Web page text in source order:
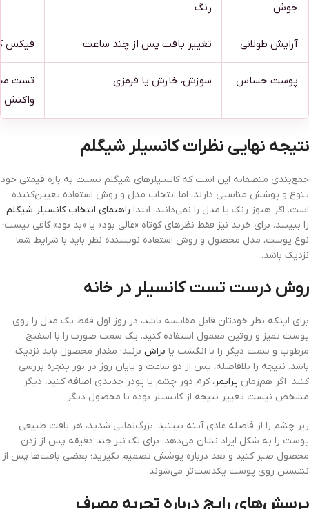
جوش
رنگ
آرایش طولانی تغییر بافت پس از چند ساعت فیکس
پوست حساس سوزش، خارش یا قرمزی
تست
واکنش
نتیجه نهایی نظرات کانسیلر شیگلم
جمع‌بندی منصفانه این است که کانسیلرهای شیگلم نسبت به بازه قیمتی خود
تنوع و پوشش مناسبی دارند، اما انتخاب مدل و روش استفاده تعیین‌کننده
است. اگر هنوز رنگ یا مدل را نمی‌دانید، ابتدا راهنمای انتخاب کانسیلر شیگلم
را ببینید. برای خرید نیز فقط نظرهای کوتاه «عالی بود» یا «بد بود» کافی نیست؛
نوع پوست، مدل محصول و روش استفاده نویسنده نظر باید با شرایط شما
نزدیک باشد.
روش درست تست کانسیلر در خانه
برای اینکه نظر خودتان قابل مقایسه باشد، در روز اول فقط یک مدل را روی
پوست تمیز و روتین معمول استفاده کنید. یک سمت صورت را با اسفنج
مرطوب و سمت دیگر را با انگشت یا براش بزنید؛ مقدار محصول باید نزدیک
باشد. نتیجه را بلافاصله، پس از دو ساعت و پایان روز در نور پنجره بررسی
کنید. اگر هم‌زمان پرایمر، کرم دور چشم یا پودر جدیدی اضافه کنید، دیگر
مشخص نیست تغییر نتیجه از کانسیلر بوده یا محصول دیگر.
زیر چشم را از فاصله عادی آینه ببینید. بزرگ‌نمایی شدید، هر بافت طبیعی
پوست را به شکل ایراد نشان می‌دهد. برای لک نیز چند دقیقه پس از زدن
محصول صبر کنید و بعد درباره پوشش تصمیم بگیرید؛ بعضی بافت‌ها پس از
نشستن روی پوست یکدست‌تر می‌شوند.
پرسش‌های رایج درباره تجربه مصرف